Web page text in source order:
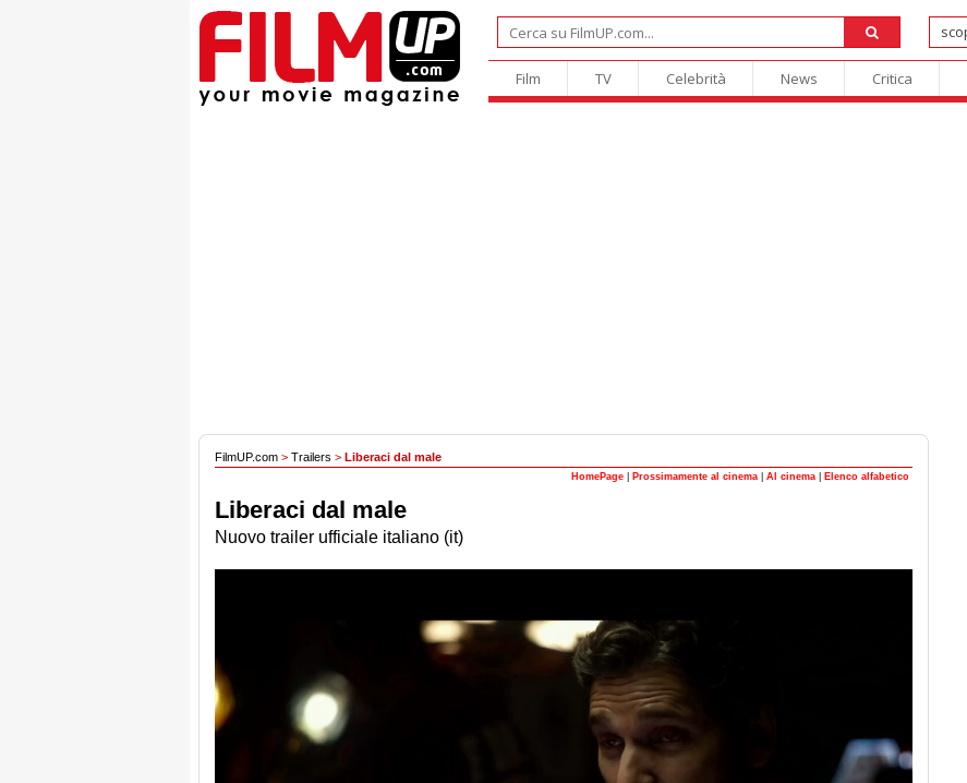
Film TV Celebrità News Critica
FilmUP.com > Trailers > Liberaci dal male
HomePage Prossimamente al cinema Al cinema Elenco alfabetico
Liberaci dal male
Nuovo trailer ufficiale italiano (it)